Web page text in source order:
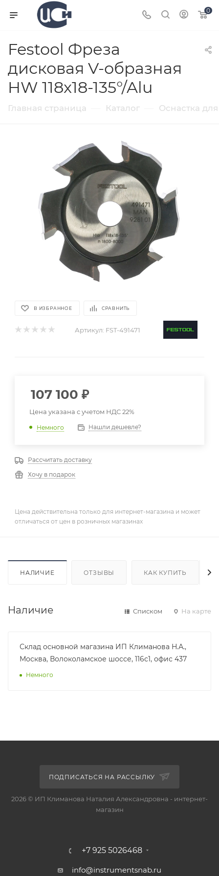
0
Festool Фреза
дисковая V-образная
HW 118x18-135°/Alu
Главная страница Каталог Оснастка
В ИЗБРАННОЕ СРАВНИТЬ
Артикул: FST-491471
107 100 ₽
Цена указана с учетом НДС 22%
Немного Нашли дешевле?
Рассчитать доставку
Хочу в подарок
Цена действительна только для интернет-магазина и может
отличаться от цен в розничных магазинах
НАЛИЧИЕ ОТЗЫВЫ КАК КУПИТЬ
Наличие Списком На карте
Склад основной магазина ИП Климанова Н.А.,
Москва, Волоколамское шоссе, 116с1, офис 437
Немного
ПОДПИСАТЬСЯ НА РАССЫЛКУ
2026 © ИП Климанова Наталия Александровна - интернет-
магазин
+7 925 5026468
info@instrumentsnab.ru